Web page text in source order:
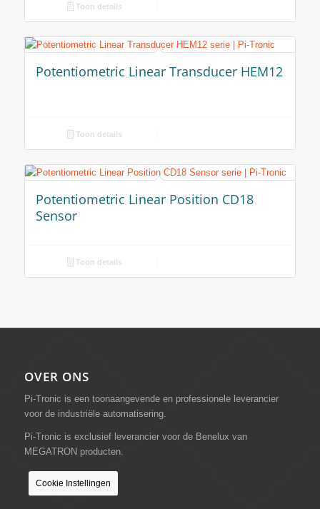
Toon details
Potentiometric Linear Transducer HEM12
Toon details
Potentiometric Linear Position CD18
Sensor
Toon details
OVER ONS
Pi-Tronic is een toonaangevende en professionele leverancier
voor de industriële automatisering.
Pi-Tronic is exclusief leverancier voor de Benelux van
MEGATRON producten.
Cookie Instellingen